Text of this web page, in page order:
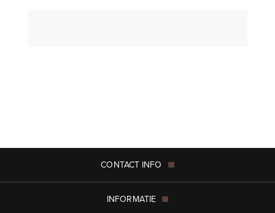
CONTACT INFO
INFORMATIE